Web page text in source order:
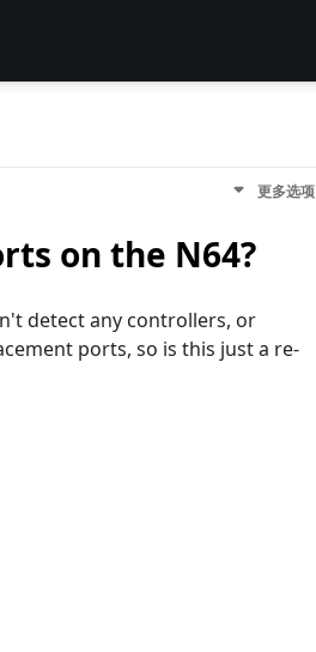
更多选项
on the N64?
detect any controllers, or
ports, so is this just a re-